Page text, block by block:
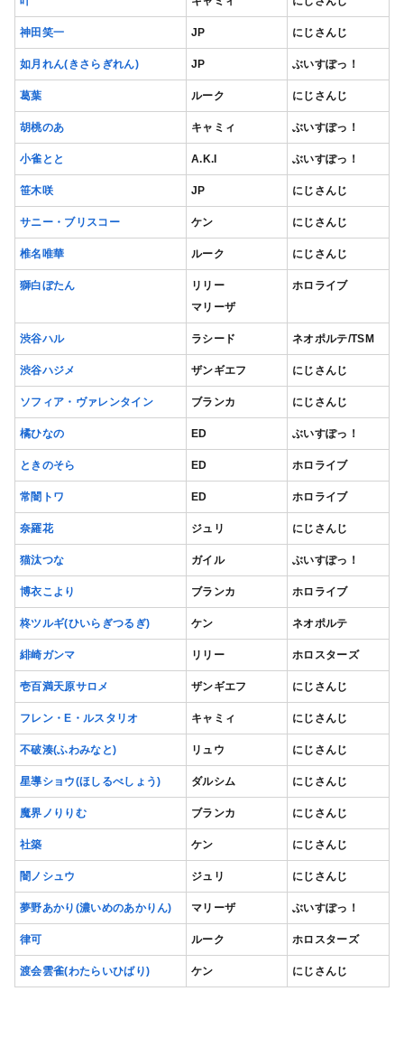
神田笑一 JP にじさんじ
如月れん(きさらぎれん) JP ぶいすぽっ！
葛葉 ルーク にじさんじ
胡桃のあ キャミィ ぶいすぽっ！
小雀とと A.K.I ぶいすぽっ！
笹木咲 JP にじさんじ
サニー・ブリスコー ケン にじさんじ
椎名唯華 ルーク にじさんじ
獅白ぼたん
リリー
マリーザ
ホロライブ
渋谷ハル ラシード ネオポルテ/TSM
渋谷ハジメ ザンギエフ にじさんじ
ソフィア・ヴァレンタイン ブランカ にじさんじ
橘ひなの ED ぶいすぽっ！
ときのそら ED ホロライブ
常闇トワ ED ホロライブ
奈羅花 ジュリ にじさんじ
猫汰つな ガイル ぶいすぽっ！
博衣こより ブランカ ホロライブ
柊ツルギ(ひいらぎつるぎ) ケン ネオポルテ
緋崎ガンマ リリー ホロスターズ
壱百満天原サロメ ザンギエフ にじさんじ
フレン・E・ルスタリオ キャミィ にじさんじ
不破湊(ふわみなと) リュウ にじさんじ
星導ショウ(ほしるべしょう) ダルシム にじさんじ
魔界ノりりむ ブランカ にじさんじ
社築 ケン にじさんじ
闇ノシュウ ジュリ にじさんじ
夢野あかり(濃いめのあかりん) マリーザ ぶいすぽっ！
律可 ルーク ホロスターズ
渡会雲雀(わたらいひばり) ケン にじさんじ